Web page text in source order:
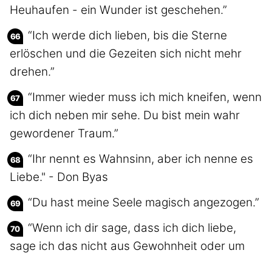
Heuhaufen - ein Wunder ist geschehen.”
“Ich werde dich lieben, bis die Sterne
erlöschen und die Gezeiten sich nicht mehr
drehen.”
“Immer wieder muss ich mich kneifen, wenn
ich dich neben mir sehe. Du bist mein wahr
gewordener Traum.”
“Ihr nennt es Wahnsinn, aber ich nenne es
Liebe." - Don Byas
“Du hast meine Seele magisch angezogen.”
“Wenn ich dir sage, dass ich dich liebe,
sage ich das nicht aus Gewohnheit oder um